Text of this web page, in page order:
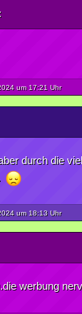
um 17:21 Uhr
durch die
um 18:13 Uhr
werbung